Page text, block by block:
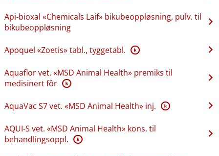
Api-bioxal «Chemicals Laif» bikubeoppløsning, pulv. til
bikubeoppløsning
Apoquel «Zoetis» tabl., tyggetabl. K
Aquaflor vet. «MSD Animal Health» premiks til
medisinert fôr K
AquaVac S7 vet. «MSD Animal Health» inj. K
AQUI-S vet. «MSD Animal Health» kons. til
behandlingsoppl. K